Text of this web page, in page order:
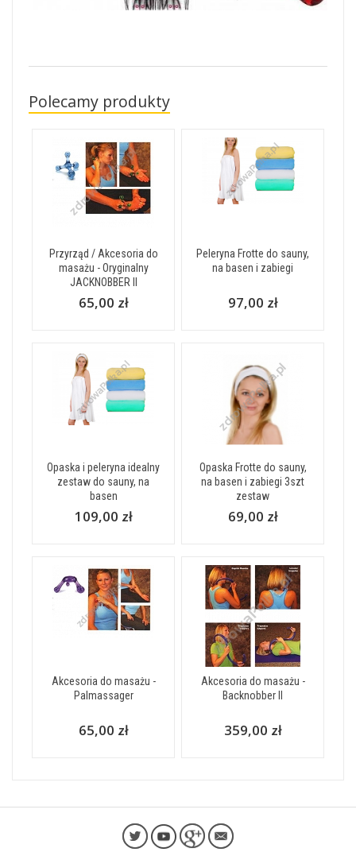
Polecamy produkty
Przyrząd / Akcesoria do
masażu - Oryginalny
JACKNOBBER II
65,00 zł
Peleryna Frotte do sauny,
na basen i zabiegi
97,00 zł
Opaska i peleryna idealny
zestaw do sauny, na
basen
109,00 zł
Opaska Frotte do sauny,
na basen i zabiegi 3szt
zestaw
69,00 zł
Akcesoria do masażu -
Palmassager
65,00 zł
Akcesoria do masażu -
Backnobber II
359,00 zł